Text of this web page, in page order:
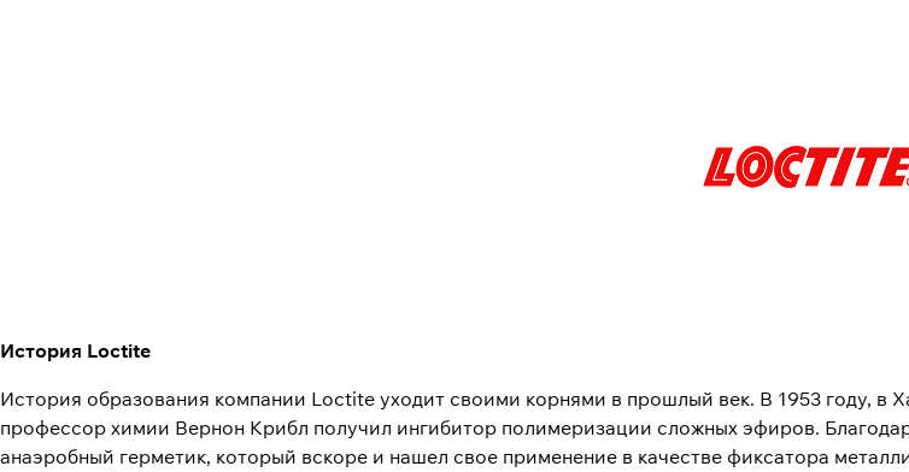
История Loctite
История образования компании Loctite уходит своими корнями в прошлый век. В 1953 году, в
профессор химии Вернон Крибл получил ингибитор полимеризации сложных эфиров.
анаэробный герметик, который вскоре и нашел свое применение в качестве фиксатора